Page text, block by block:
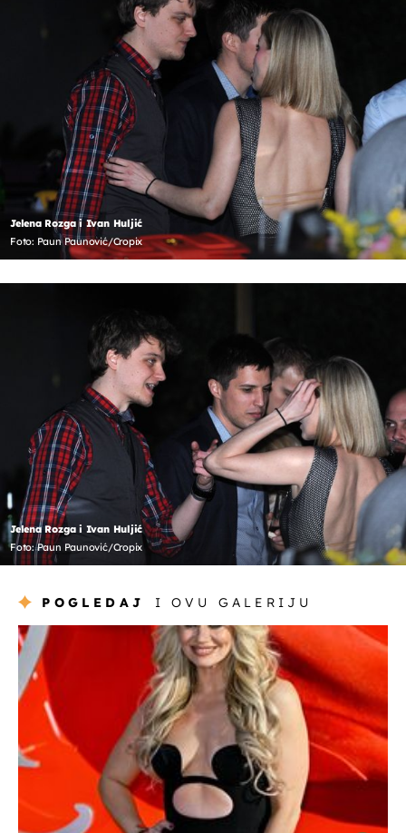
Jelena Rozga i Ivan Huljić
Foto: Paun Paunović/Cropix
Jelena Rozga i Ivan Huljić
Foto: Paun Paunović/Cropix
POGLEDAJ I OVU GALERIJU